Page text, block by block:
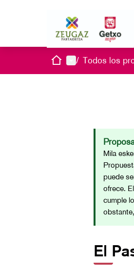
InicioMenú principal
/ Todos los
Mila
puede
ofrece.
cumple
El